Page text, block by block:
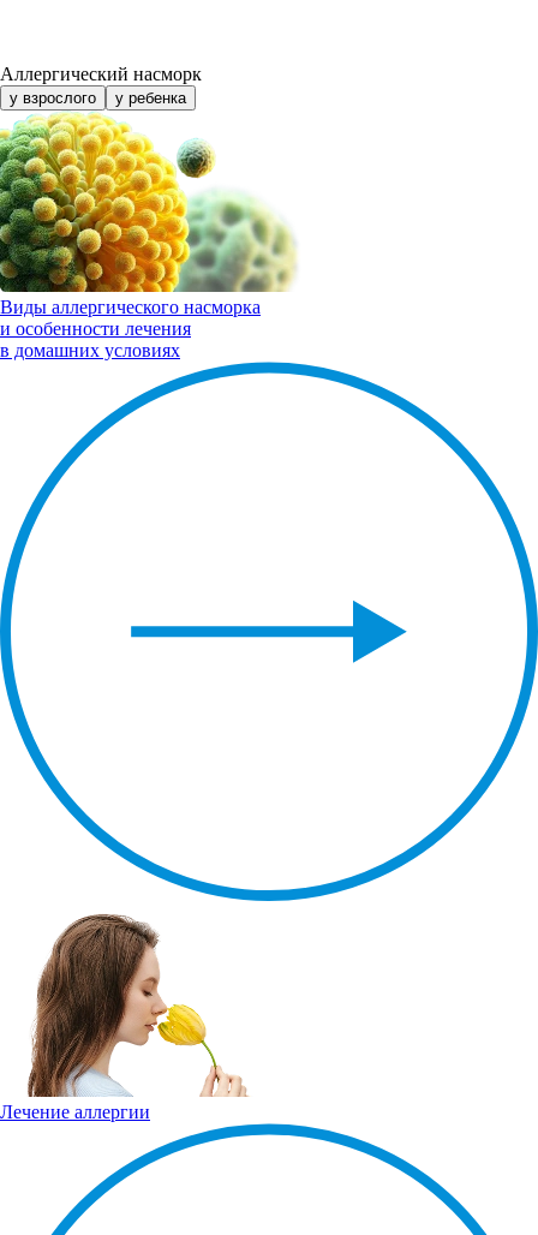
Аллергический насморк
у взрослого у ребенка
Виды аллергического насморка
и особенности лечения
в домашних условиях
Лечение аллергии